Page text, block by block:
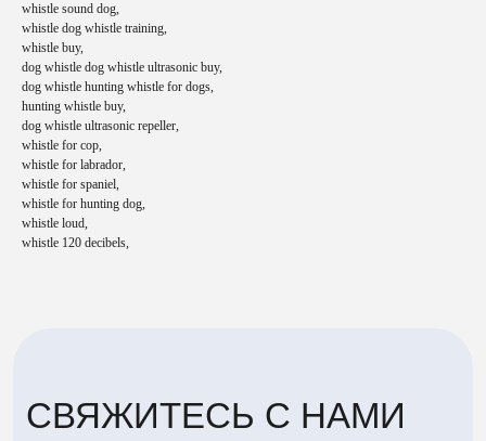
whistle sound dog,
whistle dog whistle training,
whistle buy,
dog whistle dog whistle ultrasonic buy,
dog whistle hunting whistle for dogs,
hunting whistle buy,
dog whistle ultrasonic repeller,
whistle for cop,
whistle for labrador,
whistle for spaniel,
whistle for hunting dog,
whistle loud,
whistle 120 decibels,
СВЯЖИТЕСЬ С НАМИ
Телефон
Email
aroundthehound@ya.ru
+7 (985) 222-25-03
Around The Hound